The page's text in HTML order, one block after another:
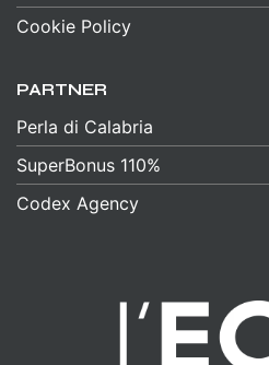
Cookie Policy
PARTNER
Perla di Calabria
SuperBonus 110%
Codex Agency